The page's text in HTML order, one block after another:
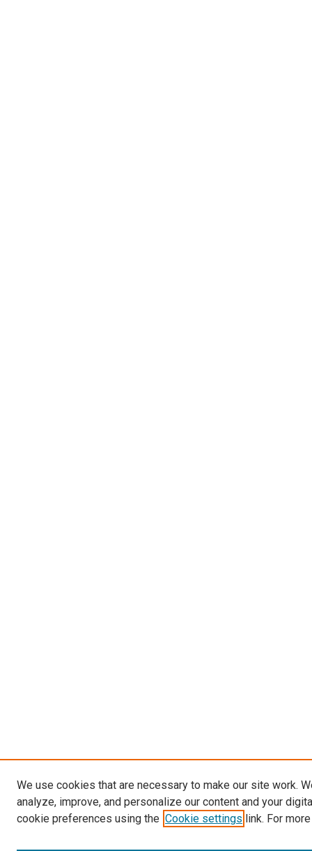
We use cookies that are necessary to make our site work.
analyze, improve, and personalize our content and your
cookie preferences using the Cookie settings link. For